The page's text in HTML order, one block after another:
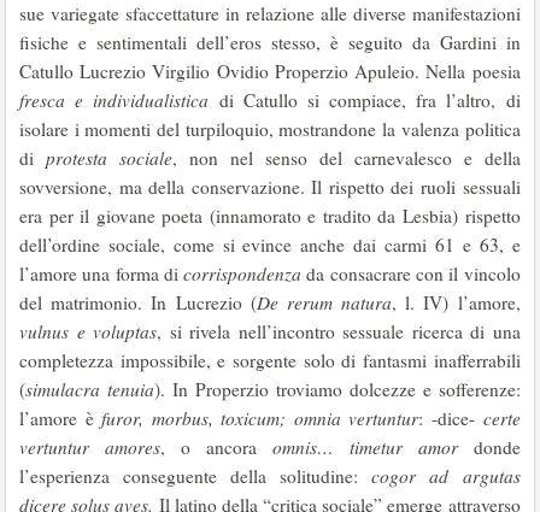
sue variegate sfaccettature in relazione alle diverse manifestazioni
fisiche e sentimentali dell’eros stesso, è seguito da Gardini in
Catullo Lucrezio Virgilio Ovidio Properzio Apuleio. Nella poesia
fresca e individualistica di Catullo si compiace, fra l’altro, di
isolare i momenti del turpiloquio, mostrandone la valenza politica
di protesta sociale, non nel senso del carnevalesco e della
sovversione, ma della conservazione. Il rispetto dei ruoli sessuali
era per il giovane poeta (innamorato e tradito da Lesbia) rispetto
dell’ordine sociale, come si evince anche dai carmi 61 e 63, e
l’amore una forma dicorrispondenza da consacrare con il vincolo
del matrimonio. In Lucrezio (De rerum natura, l. IV) l’amore,
vulnus e voluptas, si rivela nell’incontro sessuale ricerca di una
completezza impossibile, e sorgente solo di fantasmi inafferrabili
(simulacra tenuia). In Properzio troviamo dolcezze e sofferenze:
l’amore èfuror, morbus, toxicum; omnia vertuntur: -dice- certe
vertuntur amores, o ancora omnis… timetur amor donde
l’esperienza conseguente della solitudine:cogor ad argutas
dicere solus aves. Il latino della “critica sociale” emerge attraverso